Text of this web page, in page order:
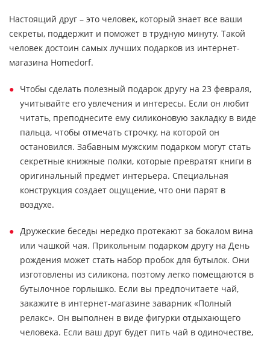
Настоящий друг – это человек, который знает все ваши
секреты, поддержит и поможет в трудную минуту. Такой
человек достоин самых лучших подарков из интернет-
магазина Homedorf.
Чтобы сделать полезный подарок другу на 23 февраля,
учитывайте его увлечения и интересы. Если он любит
читать, преподнесите ему силиконовую закладку в виде
пальца, чтобы отмечать строчку, на которой он
остановился. Забавным мужским подарком могут стать
секретные книжные полки, которые превратят книги в
оригинальный предмет интерьера. Специальная
конструкция создает ощущение, что они парят в
воздухе.
Дружеские беседы нередко протекают за бокалом вина
или чашкой чая. Прикольным подарком другу на День
рождения может стать набор пробок для бутылок. Они
изготовлены из силикона, поэтому легко помещаются в
бутылочное горлышко. Если вы предпочитаете чай,
закажите в интернет-магазине заварник «Полный
релакс». Он выполнен в виде фигурки отдыхающего
человека. Если ваш друг будет пить чай в одиночестве,